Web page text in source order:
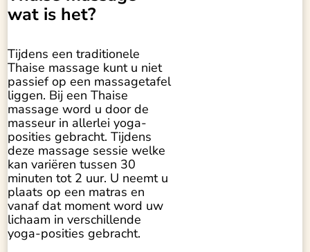
wat is het?
Tijdens een traditionele
Thaise massage kunt u niet
passief op een massagetafel
liggen. Bij een Thaise
massage word u door de
masseur in allerlei yoga-
posities gebracht. Tijdens
deze massage sessie welke
kan variëren tussen 30
minuten tot 2 uur. U neemt u
plaats op een matras en
vanaf dat moment word uw
lichaam in verschillende
yoga-posities gebracht.